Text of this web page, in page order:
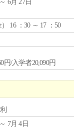
6月 27日
） 16 ：30 ～ 17 ：50
円/入学者20,090円
7月 4日